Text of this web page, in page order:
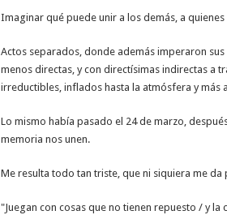
Imaginar qué puede unir a los demás, a
Actos separados, donde además imperaron
menos directas, y con directísimas indirectas a
irreductibles, inflados hasta la atmósfera y más
Lo mismo había pasado el 24 de marzo,
memoria nos unen.
Me resulta todo tan triste, que ni siquiera me da
"Juegan con cosas que no tienen repuesto / y